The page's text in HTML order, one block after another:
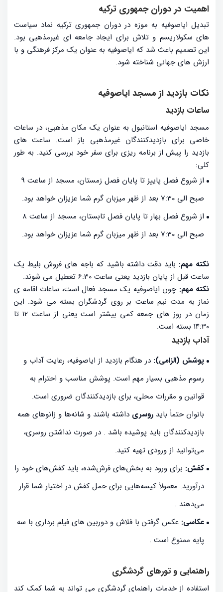
اهمیت در دوران جمهوری ترکیه
تبدیل ایاصوفیه به موزه در دوران جمهوری ترکیه نماد سیاست
های سکولاریسم و تلاش برای ایجاد جامعه ای غیرمذهبی بود.
این تصمیم باعث شد که ایاصوفیه به عنوان یک مرکز فرهنگی و با
ارزش های جهانی شناخته شود.
نکات بازدید از مسجد ایاصوفیه
ساعات بازدید
مسجد ایاصوفیه استانبول به عنوان یک مکان مذهبی، در ساعات
خاصی برای بازدیدکنندگان غیرمذهبی باز است. ساعت های
بازدید را پیش از برنامه ریزی برای سفر خود بررسی کنید. به طور
کلی:
از شروع فصل پاییز تا پایان فصل زمستان، مسجد از ساعت 9
صبح الی 7:30 بعد از ظهر میزبان گرم شما عزیزان خواهد بود.
از شروع فصل بهار تا پایان فصل تابستان، مسجد از ساعت 8
صبح الی 7:30 بعد از ظهر میزبان گرم شما عزیزان خواهد بود.
نکته مهم: باید دقت داشته باشید که باجه های فروش بلیط یک
ساعت قبل از پایان بازدید یعنی ساعت 6:30 تعطیل می شوند.
نکته مهم: چون ایاصوفیه یک مسجد فعال است، ساعات اقامه ی
نماز به مدت نیم ساعت بر روی گردشگران بسته می شود. این
زمان در روز های جمعه کمی بیشتر است یعنی از ساعت 12 تا
14:30 بسته است.
آداب بازدید
پوشش (الزامی): در هنگام بازدید از ایاصوفیه، رعایت آداب و
رسوم مذهبی بسیار مهم است. پوشش مناسب و احترام به
قوانین و مقررات محلی، برای بازدیدکنندگان ضروری است.
بانوان حتماً باید روسری داشته باشند و شانه‌ها و زانوهای همه
بازدیدکنندگان باید پوشیده باشد . در صورت نداشتن روسری،
می‌توانید از ورودی تهیه کنید.
کفش: برای ورود به بخش‌های فرش‌شده، باید کفش‌های خود را
درآورید. معمولاً کیسه‌هایی برای حمل کفش در اختیار شما قرار
می‌دهند .
عکاسی: عکس گرفتن با فلاش و دوربین های فیلم برداری با سه
پایه ممنوع است .
راهنمایی و تورهای گردشگری
استفاده از خدمات راهنمای گردشگری می تواند به شما کمک کند